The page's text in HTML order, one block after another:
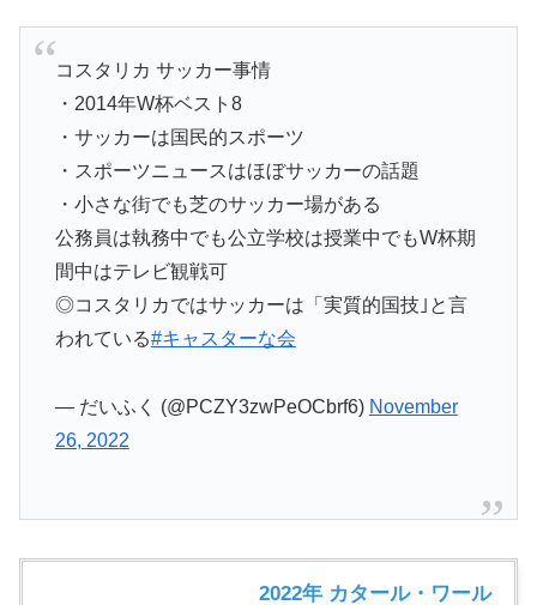
コスタリカ サッカー事情
・2014年W杯ベスト8
・サッカーは国民的スポーツ
・スポーツニュースはほぼサッカーの話題
・小さな街でも芝のサッカー場がある
公務員は執務中でも公立学校は授業中でもW杯期
間中はテレビ観戦可
◎コスタリカではサッカーは「実質的国技｣と言
われている#キャスターな会
— だいふく (@PCZY3zwPeOCbrf6) November
26, 2022
2022年 カタール・ワール